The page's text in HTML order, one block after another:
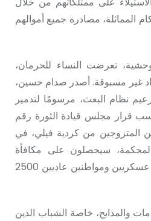
الأحكام المماثلة، مصادرة جميع أموالهم
تعرضت النساء للحرمان،
غير مسبوقة. أصدر صدام حسين،
نظام البعث، مرسومًا لتدمير
قرار مجلس قيادة الثورة رقم
المتزوجين من كردية فيلي، في
سيحصلون على مكافأة
قدرها 4000 دينار إذا كانوا عسكريين ومواطنين عاديين 2500
والمذابح، خاصة الشباب الذين